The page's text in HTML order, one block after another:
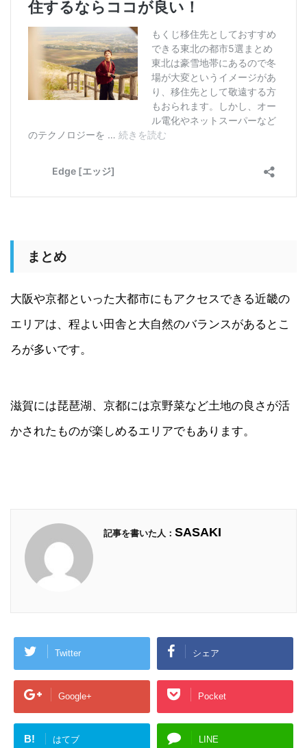
まとめ
大阪や京都といった大都市にもアクセスできる近畿の
エリアは、程よい田舎と大自然のバランスがあるとこ
ろが多いです。
滋賀には琵琶湖、京都には京野菜など土地の良さが活
かされたものが楽しめるエリアでもあります。
記事を書いた人： SASAKI
Twitter シェア
Google+ Pocket
B! はてブ LINE